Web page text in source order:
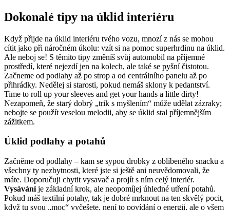
Dokonalé tipy na úklid interiéru
Když přijde na úklid interiéru tvého vozu, mnozí z nás se mohou
cítit jako při náročném úkolu: vzít si na pomoc superhrdinu na úklid.
Ale neboj se! S těmito tipy změníš svůj automobil na příjemné
prostředí, které nejezdí jen na kolech, ale také se pyšní čistotou.
Začneme od podlahy až po strop a od centrálního panelu až po
přihrádky. Nedělej si starosti, pokud nemáš sklony k pedantství.
Time to roll up your sleeves and get your hands a little dirty!
Nezapomeň, že starý dobrý „trik s myšlením“ může udělat zázraky;
nebojte se použít veselou melodii, aby se úklid stal příjemnějším
zážitkem.
Úklid podlahy a potahů
Začněme od podlahy – kam se sypou drobky z oblíbeného snacku a
všechny ty nezbytnosti, které jste si ještě ani neuvědomovali, že
máte. Doporučuji chytit vysavač a projít s ním celý interiér.
Vysáváníje základní krok, ale neopomíjej úhledné utření potahů.
Pokud máš textilní potahy, tak je dobré mrknout na ten skvělý pocit,
když tu svou „moc“ vyčešete, není to povídání o energii, ale o všem